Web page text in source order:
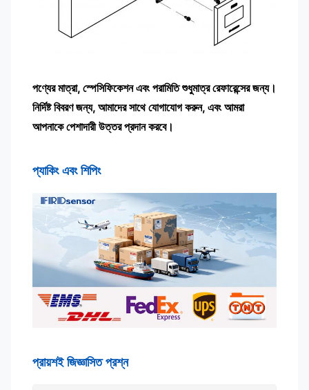
পণ্যের মাত্রা, স্পেসিফিকেশন এবং পরামিতি শুধুমাত্র রেফারেন্সের জন্য।
নির্দিষ্ট বিবরণ জন্য, আমাদের সাথে যোগাযোগ করুন, এবং আমরা
আপনাকে পেশাদারী উত্তর প্রদান করবে।
প্যাকিং এবং শিপিং
প্রায়শই জিজ্ঞাসিত প্রশ্ন